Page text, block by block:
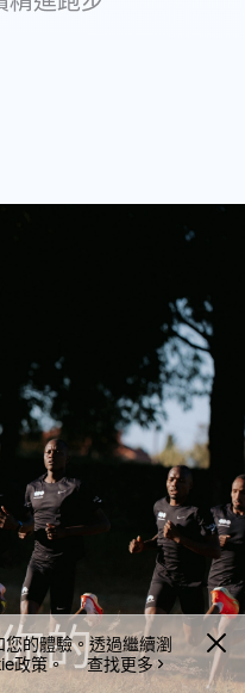
的體驗。透過繼續瀏
政策。
查找更多
的